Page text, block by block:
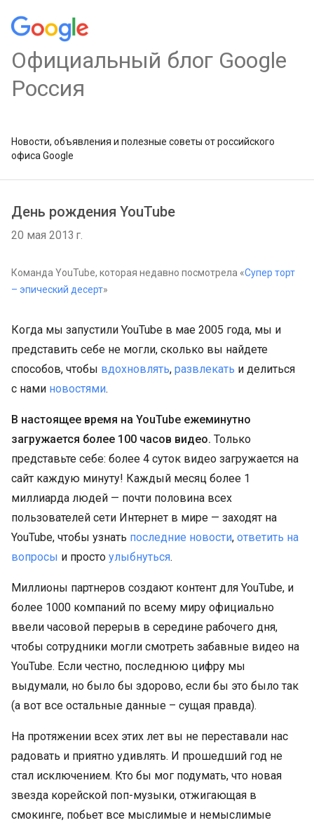
Официальный блог Google
Россия
Новости, объявления и полезные советы от российского
офиса Google
День рождения YouTube
20 мая 2013 г.
Команда YouTube, которая недавно посмотрела «Супер торт
– эпический десерт»
Когда мы запустили YouTube в мае 2005 года, мы и
представить себе не могли, сколько вы найдете
способов, чтобы вдохновлять, развлекать и делиться
с нами новостями.
В настоящее время на YouTube ежеминутно
загружается более 100 часов видео. Только
представьте себе: более 4 суток видео загружается на
сайт каждую минуту! Каждый месяц более 1
миллиарда людей — почти половина всех
пользователей сети Интернет в мире — заходят на
YouTube, чтобы узнать последние новости, ответить на
вопросы и просто улыбнуться.
Миллионы партнеров создают контент для YouTube, и
более 1000 компаний по всему миру официально
ввели часовой перерыв в середине рабочего дня,
чтобы сотрудники могли смотреть забавные видео на
YouTube. Если честно, последнюю цифру мы
выдумали, но было бы здорово, если бы это было так
(а вот все остальные данные – сущая правда).
На протяжении всех этих лет вы не переставали нас
радовать и приятно удивлять. И прошедший год не
стал исключением. Кто бы мог подумать, что новая
звезда корейской поп-музыки, отжигающая в
смокинге, побьет все мыслимые и немыслимые